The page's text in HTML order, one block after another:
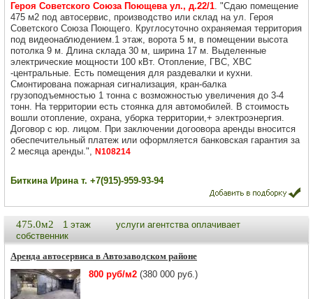
Героя Советского Союза Поющева ул., д.22/1. "Сдаю помещение
475 м2 под автосервис, производство или склад на ул. Героя
Советского Союза Поющего. Круглосуточно охраняемая территория
под видеонаблюдением.1 этаж, ворота 5 м, в помещении высота
потолка 9 м. Длина склада 30 м, ширина 17 м. Выделенные
электрические мощности 100 кВт. Отопление, ГВС, ХВС
-центральные. Есть помещения для раздевалки и кухни.
Смонтирована пожарная сигнализация, кран-балка
грузоподъемностью 1 тонна с возможностью увеличения до 3-4
тонн. На территории есть стоянка для автомобилей. В стоимость
вошли отопление, охрана, уборка территории,+ электроэнергия.
Договор с юр. лицом. При заключении догоовора аренды вносится
обеспечительный платеж или оформляется банковская гарантия за
2 месяца аренды.", N108214
Биткина Ирина т. +7(915)-959-93-94
475.0м2 1 этаж
услуги агентства оплачивает
собственник
Аренда автосервиса в Автозаводском районе
800 руб/м2 (380 000 руб.)